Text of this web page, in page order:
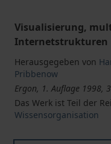
Visualisierung,
Internetstrukturen
Herausgegeben von
Pribbenow
Ergon, 1. Auflage 1998,
Das Werk ist Teil der
Wissensorganisation